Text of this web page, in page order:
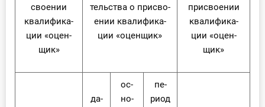
сво­е­нии
ква­ли­фи­ка­
ции «оцен­
щик»
тель­ства о при­сво­
е­нии ква­ли­фи­ка­
ции «оцен­щик»
при­сво­е­нии
ква­ли­фи­ка­
ции «оцен­
щик»
да­
ос­
но­
пе­
ри­од